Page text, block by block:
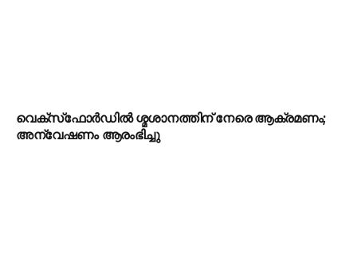
വെക്‌സ്‌ഫോർഡിൽ ശ്മശാനത്തിന് നേരെ ആക്രമണം;
അന്വേഷണം ആരംഭിച്ചു